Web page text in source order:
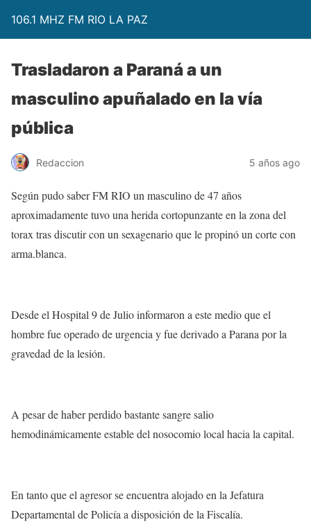
106.1 MHZ FM RIO LA PAZ
Trasladaron a Paraná a un
masculino apuñalado en la vía
pública
Redaccion 5 años ago
Según pudo saber FM RIO un masculino de 47 años
aproximadamente tuvo una herida cortopunzante en la zona del
torax tras discutir con un sexagenario que le propinó un corte con
arma.blanca.
Desde el Hospital 9 de Julio informaron a este medio que el
hombre fue operado de urgencia y fue derivado a Parana por la
gravedad de la lesión.
A pesar de haber perdido bastante sangre salio
hemodinámicamente estable del nosocomio local hacia la capital.
En tanto que el agresor se encuentra alojado en la Jefatura
Departamental de Policía a disposición de la Fiscalía.